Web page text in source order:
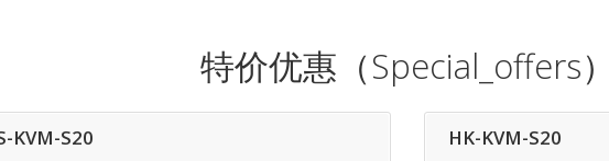
特价优惠（Special_offers）
KVM-S20 HK-KVM-S20